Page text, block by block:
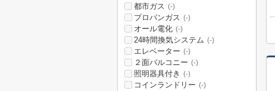
都市ガス (-)
プロパンガス (-)
オール電化 (-)
24時間換気システム (-)
エレベーター (-)
２面バルコニー (-)
照明器具付き (-)
コインランドリー (-)